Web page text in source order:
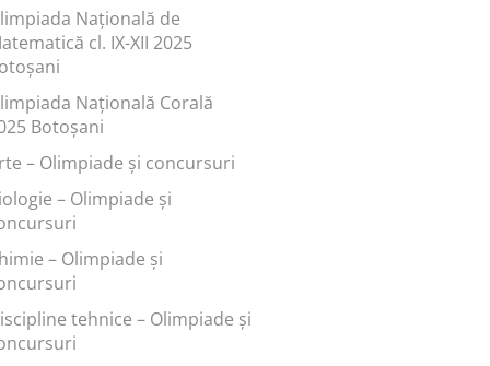
Națională de
cl. IX-XII 2025
Națională Corală
Botoșani
– Olimpiade și concursuri
– Olimpiade și
– Olimpiade și
tehnice – Olimpiade și